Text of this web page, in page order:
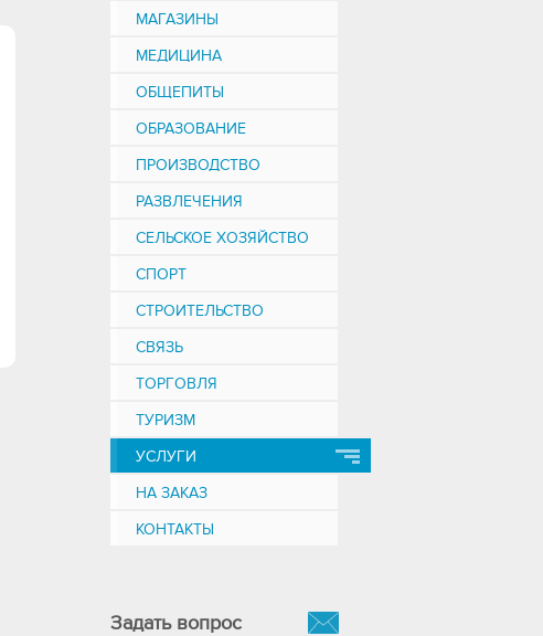
МАГАЗИНЫ
МЕДИЦИНА
ОБЩЕПИТЫ
ОБРАЗОВАНИЕ
ПРОИЗВОДСТВО
РАЗВЛЕЧЕНИЯ
СЕЛЬСКОЕ ХОЗЯЙСТВО
СПОРТ
СТРОИТЕЛЬСТВО
СВЯЗЬ
ТОРГОВЛЯ
ТУРИЗМ
УСЛУГИ
НА ЗАКАЗ
КОНТАКТЫ
Задать вопрос